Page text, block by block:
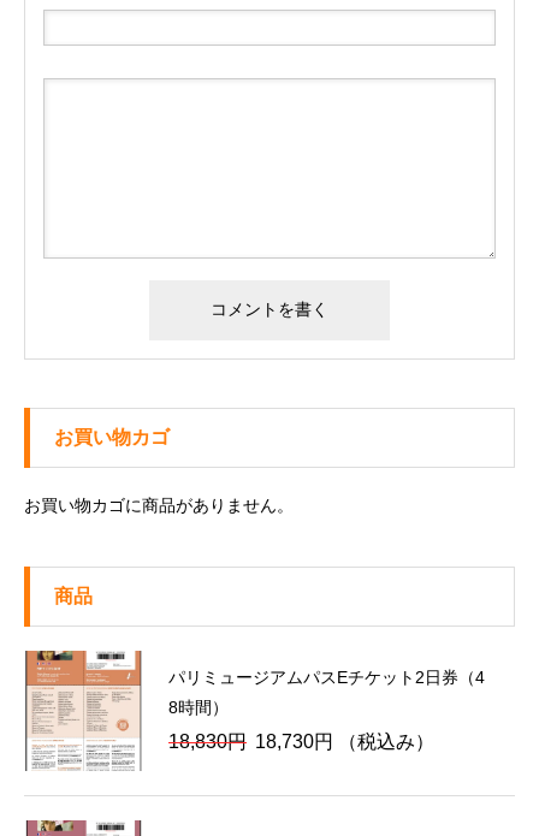
お買い物カゴ
お買い物カゴに商品がありません。
商品
パリミュージアムパスEチケット2日券（4
8時間）
18,830円 元
価
18,730円
現
の
（税込み）